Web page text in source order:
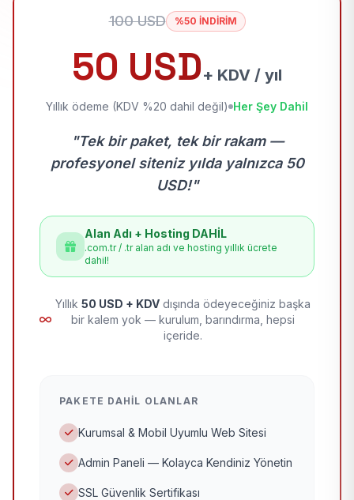
100 USD %50 İNDİRİM
50 USD+ KDV / yıl
Yıllık ödeme (KDV %20 dahil değil) Her Şey Dahil
"Tek bir paket, tek bir rakam —
profesyonel siteniz yılda yalnızca 50
USD!"
Alan Adı + Hosting DAHİL
.com.tr / .tr alan adı ve hosting yıllık ücrete
dahil!
Yıllık 50 USD + KDV dışında ödeyeceğiniz başka
bir kalem yok — kurulum, barındırma, hepsi
içeride.
PAKETE DAHIL OLANLAR
Kurumsal & Mobil Uyumlu Web Sitesi
Admin Paneli — Kolayca Kendiniz Yönetin
SSL Güvenlik Sertifikası